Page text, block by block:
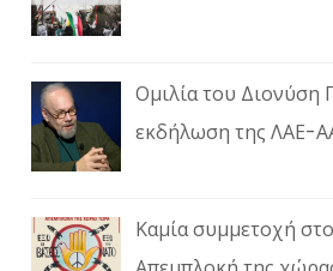
Ομιλία του Διονύση
εκδήλωση της ΛΑΕ-
Καμία συμμετοχή